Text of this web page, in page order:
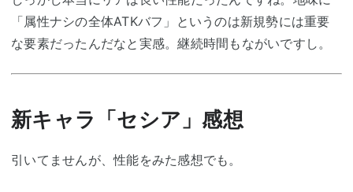
「属性ナシの全体ATKバフ」というのは新規勢には重要
な要素だったんだなと実感。継続時間もながいですし。
新キャラ「セシア」感想
引いてませんが、性能をみた感想でも。